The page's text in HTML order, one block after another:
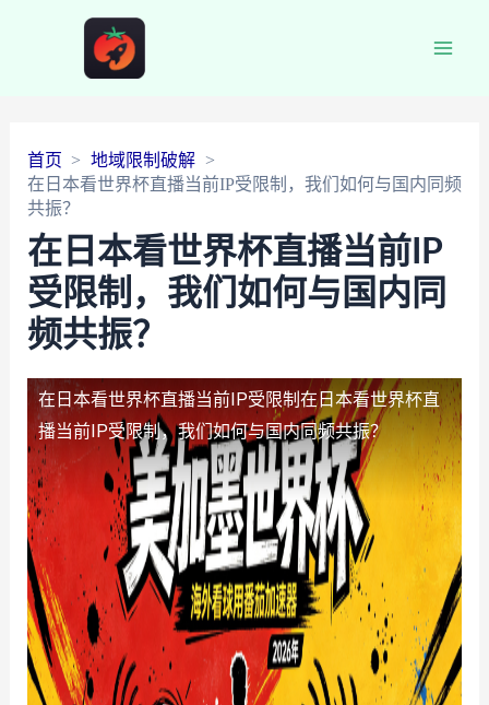
首页
地域限制破解
在日本看世界杯直播当前IP受限制，我们如何与国内同频
共振？
在日本看世界杯直播当前IP
受限制，我们如何与国内同
频共振？
在日本看世界杯直播当前IP受限制 在日本看世界杯直
播当前IP受限制，我们如何与国内同频共振？